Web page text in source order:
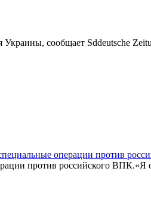
сообщает Sddeutsche
операции против
против российского